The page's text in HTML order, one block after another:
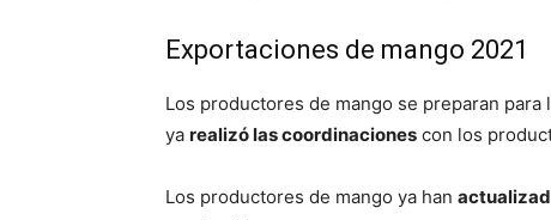
Exportaciones de mango 2021
Los productores de mango se preparan para
ya realizó las coordinaciones con los
Los productores de mango ya han